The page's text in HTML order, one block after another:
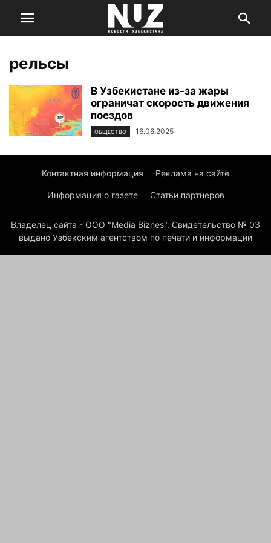
рельсы
В Узбекистане из-за жары
ограничат скорость движения
поездов
ОБЩЕСТВО 16.06.2025
Контактная информация Реклама на сайте
Информация о газете Статьи партнеров
Владелец сайта - ООО "Media Biznes". Свидетельство № 03
выдано Узбекским агентством по печати и информации